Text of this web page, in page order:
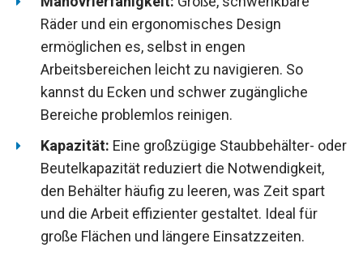
Räder und ein ergonomisches Design
ermöglichen es, selbst in engen
Arbeitsbereichen leicht zu navigieren. So
kannst du Ecken und schwer zugängliche
Bereiche problemlos reinigen.
Kapazität: Eine großzügige Staubbehälter- oder
Beutelkapazität reduziert die Notwendigkeit,
den Behälter häufig zu leeren, was Zeit spart
und die Arbeit effizienter gestaltet. Ideal für
große Flächen und längere Einsatzzeiten.